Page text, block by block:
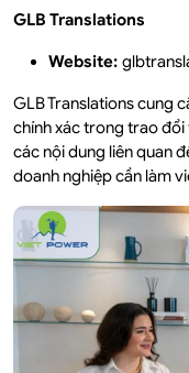
GLB Translations
Website:
GLB Translations cung
chính xác trong trao
các nội dung liên quan
doanh nghiệp cần làm